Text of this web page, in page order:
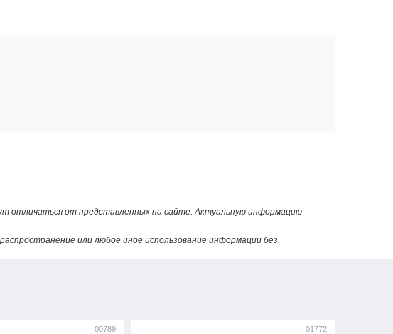
отличаться от представленных на сайте. Актуальную информацию
или любое иное использование информации без
00789 01772